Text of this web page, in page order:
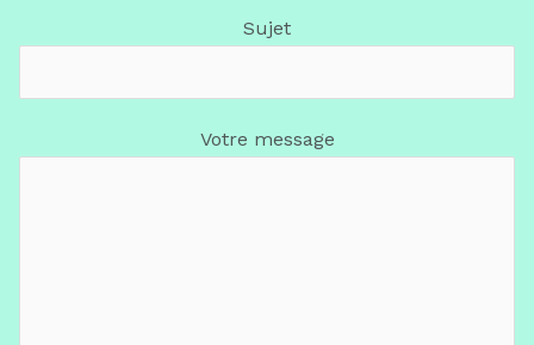
Sujet
Votre message